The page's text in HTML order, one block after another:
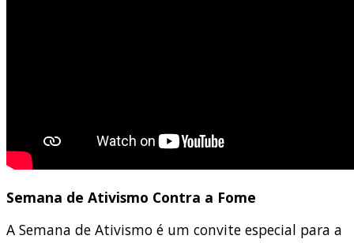
Semana de Ativismo Contra a Fome
A Semana de Ativismo é um convite especial para a